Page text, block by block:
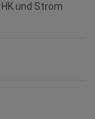
und Strom